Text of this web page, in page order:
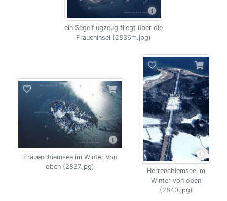
ein Segelflugzeug fliegt über die
Fraueninsel (2836m.jpg)
Frauenchiemsee im Winter von
oben (2837.jpg)
Herrenchiemsee im
Winter von oben
(2840.jpg)